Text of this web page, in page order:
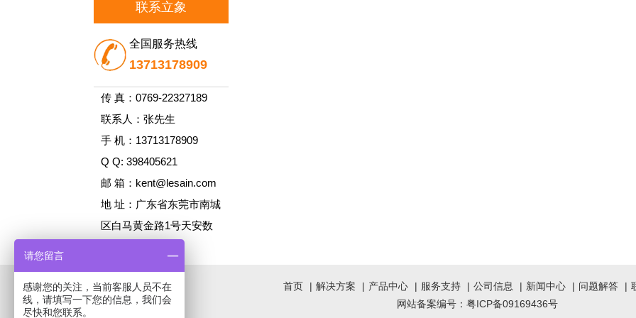
联系立象
全国服务热线
13713178909
传 真：0769-22327189
联系人：张先生
手 机：13713178909
Q Q: 398405621
邮 箱：kent@lesain.com
地 址：广东省东莞市南城
区白马黄金路1号天安数
首页 | 解决方案 | 产品中心 | 服务支持 | 公司信息 | 新闻中心 | 问题解答 |
网站备案编号： 粤ICP备09169436号
请您留言
感谢您的关注，当前客服人员不在
线，请填写一下您的信息，我们会
尽快和您联系。